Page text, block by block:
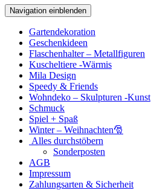
Navigation einblenden
Gartendekoration
Geschenkideen
Flaschenhalter – Metallfiguren
Kuscheltiere -Wärmis
Mila Design
Speedy & Friends
Wohndeko – Skulpturen -Kunst
Schmuck
Spiel + Spaß
Winter – Weihnachten🎅
Alles durchstöbern
Sonderposten
AGB
Impressum
Zahlungsarten & Sicherheit